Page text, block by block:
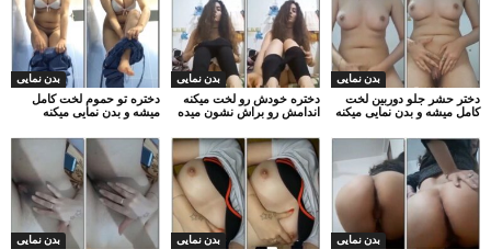
بدن نمایی
دختره تو حموم لخت کامل
میشه و بدن نمایی میکنه
بدن نمایی
دختره خودش رو لخت میکنه
اندامش رو براش نشون میده
بدن نمایی
دختر حشر جلو دوربین لخت
کامل میشه و بدن نمایی میکنه
بدن نمایی بدن نمایی بدن نمایی